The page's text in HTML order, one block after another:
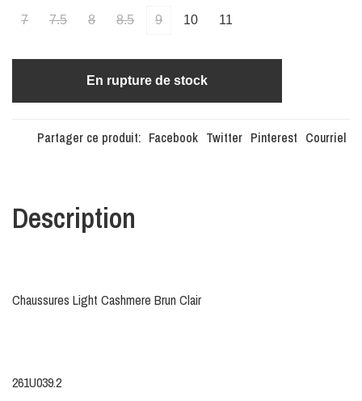
7 7.5 8 8.5 9 10 11
En rupture de stock
Partager ce produit: Facebook Twitter Pinterest Courriel
Description
Chaussures Light Cashmere Brun Clair
261U039.2